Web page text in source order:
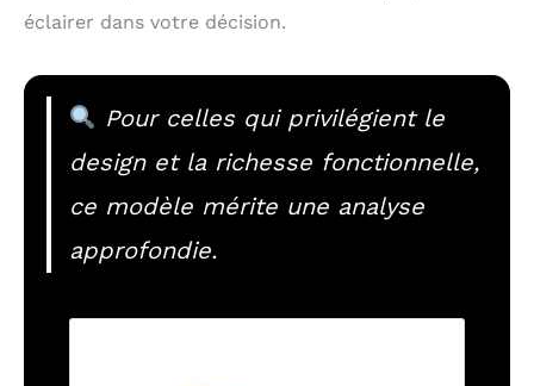
éclairer dans votre décision.
Pour celles qui privilégient le
design et la richesse fonctionnelle,
ce modèle mérite une analyse
approfondie.